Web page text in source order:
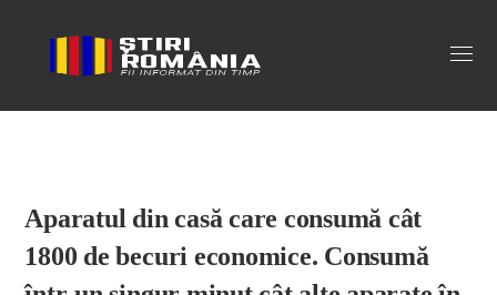
Stiri Romania
Aparatul din casă care consumă cât
1800 de becuri economice. Consumă